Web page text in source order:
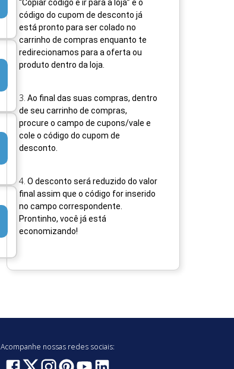
“Copiar código e ir para a loja” e o
código do cupom de desconto já
está pronto para ser colado no
carrinho de compras enquanto te
redirecionamos para a oferta ou
produto dentro da loja.
3. Ao final das suas compras, dentro
de seu carrinho de compras,
procure o campo de cupons/vale e
cole o código do cupom de
desconto.
4. O desconto será reduzido do valor
final assim que o código for inserido
no campo correspondente.
Prontinho, você já está
economizando!
Acompanhe nossas redes sociais: